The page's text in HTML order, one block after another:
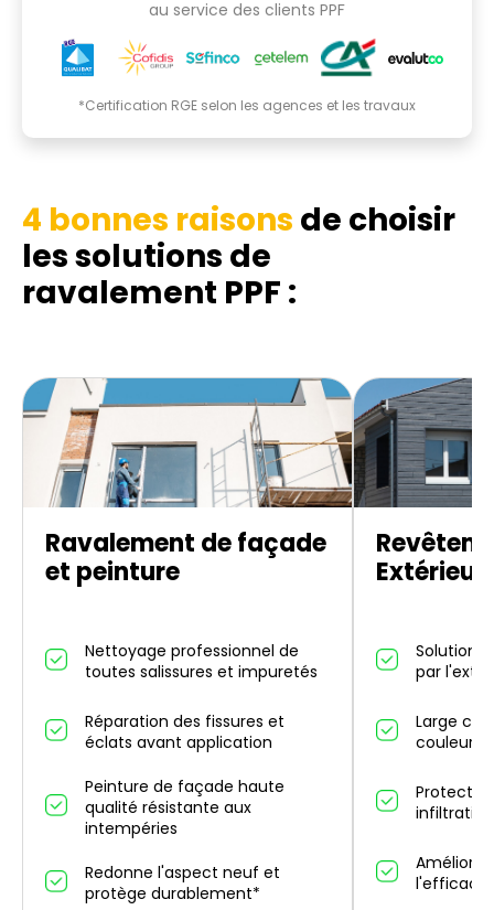
au service des clients PPF
*Certification RGE selon les agences et les travaux
4 bonnes raisons de choisir
les solutions de
ravalement PPF :
Ravalement de façade
et peinture
Nettoyage professionnel de
toutes salissures et impuretés
Réparation des fissures et
éclats avant application
Peinture de façade haute
qualité résistante aux
intempéries
Redonne l'aspect neuf et
protège durablement*
Extérieur
Solution
par
Large
couleurs